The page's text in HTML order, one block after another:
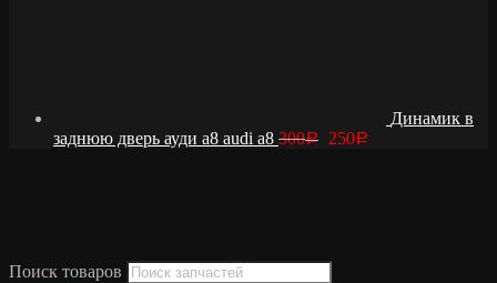
Динамик в
заднюю дверь ауди а8 audi a8 300Р 250Р
Поиск товаров